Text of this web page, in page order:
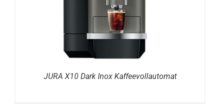
DETAILS
JURA X10 Dark Inox Kaffeevollautomat